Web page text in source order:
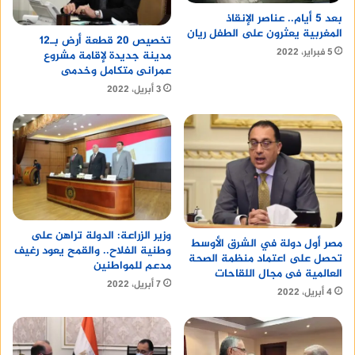
المطاعم المصرية في الإسكندرية:
مطعم حسني للمشويات والمأكولات البحرية
مطعم كبابجي أبو السيد
مطعم الكبابجي الدمشقي
مطعم كبدة الفلاح
مطعم فول وفلافل أبو عوض
المطاعم الآسيوية فى الإسكندرية
ويستعرض موقعالاولالمأكولات الآسيوية التى تحظى
بشعبية متزايدة في الإسكندرية، ومن أشهر المطاعم
الآسيوية في الإسكندرية:
مطعم كين
مطعم تاي تاي
بعد 5 أيام.. عناصر الإنقاذ
المغربية يعثرون على الطفل ريان
5 فبراير، 2022
تخصيص 20 قطعة أرض بـ12
مدينة جديدة لإقامة مشروع
عمرانى متكامل وخدمى
3 أبريل، 2022
مصر أول دولة في الشرق الأوسط
تحصل على اعتماد منظمة الصحة
العالمية فى مجال اللقاحات
4 أبريل، 2022
وزير الزراعة: الدولة تراهن على
وطنية الفلاح.. والقمح يعود رغيف
مدعم للمواطنين
7 أبريل، 2022